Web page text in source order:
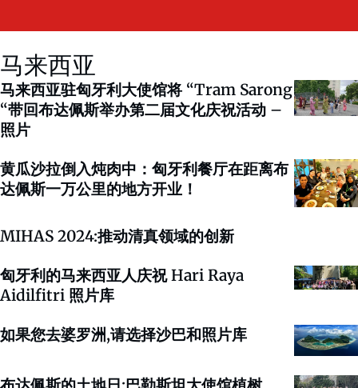
马来西亚
马来西亚驻匈牙利大使馆将 “Tram Sarong
“带回布达佩斯举办第二届文化庆祝活动 –
照片
黄瓜沙拉倒入炖肉中：匈牙利餐厅在距离布
达佩斯一万公里的地方开业！
MIHAS 2024:推动清真领域的创新
匈牙利的马来西亚人庆祝 Hari Raya
Aidilfitri 照片库
如果您去婆罗洲,请选择沙巴和照片库